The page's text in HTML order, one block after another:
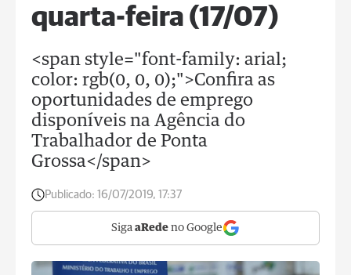
quarta-feira (17/07)
<span style="font-family: arial;
color: rgb(0, 0, 0);">Confira as
oportunidades de emprego
disponíveis na Agência do
Trabalhador de Ponta
Grossa</span>
Publicado: 16/07/2019, 17:37
Siga aRede no Google